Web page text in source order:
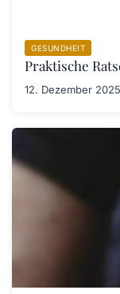
GESUNDHEIT
Praktische
12. Dezember 2025